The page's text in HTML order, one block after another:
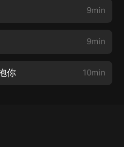
9min
9min
你 10min